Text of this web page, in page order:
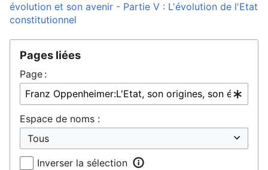
évolution et son avenir - Partie V : L'évolution de l'Etat
constitutionnel
Pages liées
Page :
Espace de noms :
Inverser la sélection